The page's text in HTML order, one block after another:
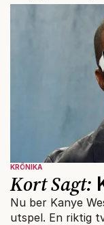
KRÖNIKA
Kort Sagt:
Nu ber Kanye
utspel. En riktig